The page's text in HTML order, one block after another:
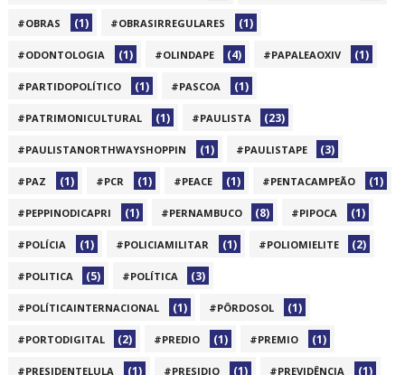
#OBRAS (1) #OBRASIRREGULARES (1)
#ODONTOLOGIA (1) #OLINDAPE (4) #PAPALEAOXIV (1)
#PARTIDOPOLÍTICO (1) #PASCOA (1)
#PATRIMONICULTURAL (1) #PAULISTA (23)
#PAULISTANORTHWAYSHOPPIN (1) #PAULISTAPE (3)
#PAZ (1) #PCR (1) #PEACE (1) #PENTACAMPEÃO (1)
#PEPPINODICAPRI (1) #PERNAMBUCO (8) #PIPOCA (1)
#POLÍCIA (1) #POLICIAMILITAR (1) #POLIOMIELITE (2)
#POLITICA (5) #POLÍTICA (3)
#POLÍTICAINTERNACIONAL (1) #PÔRDOSOL (1)
#PORTODIGITAL (2) #PREDIO (1) #PREMIO (1)
#PRESIDENTELULA (1) #PRESIDIO (1) #PREVIDÊNCIA (1)